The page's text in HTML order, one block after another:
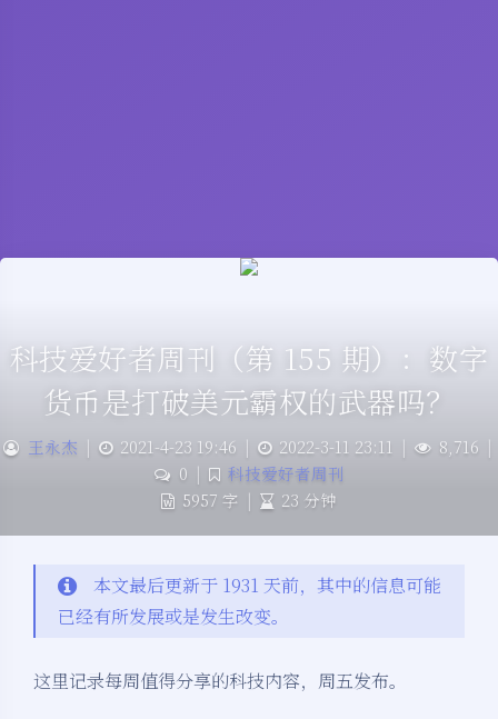
科技爱好者周刊（第 155 期）：数字
货币是打破美元霸权的武器吗？
王永杰 | 2021-4-23 19:46 | 2022-3-11 23:11 | 8,716 |
0 |
科技爱好者周刊
5957 字 | 23 分钟
本文最后更新于 1931 天前，其中的信息可能
已经有所发展或是发生改变。
这里记录每周值得分享的科技内容，周五发布。